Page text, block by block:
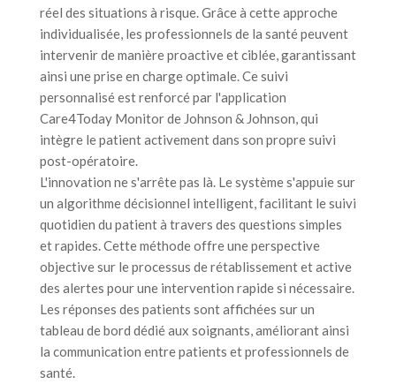
réel des situations à risque. Grâce à cette approche
individualisée, les professionnels de la santé peuvent
intervenir de manière proactive et ciblée, garantissant
ainsi une prise en charge optimale. Ce suivi
personnalisé est renforcé par l'application
Care4Today Monitor de Johnson & Johnson, qui
intègre le patient activement dans son propre suivi
post-opératoire.
L'innovation ne s'arrête pas là. Le système s'appuie sur
un algorithme décisionnel intelligent, facilitant le suivi
quotidien du patient à travers des questions simples
et rapides. Cette méthode offre une perspective
objective sur le processus de rétablissement et active
des alertes pour une intervention rapide si nécessaire.
Les réponses des patients sont affichées sur un
tableau de bord dédié aux soignants, améliorant ainsi
la communication entre patients et professionnels de
santé.